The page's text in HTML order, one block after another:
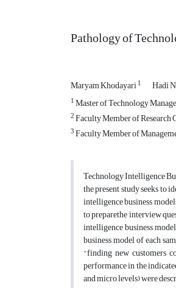
Pathology of
Maryam Khodayari1 Hadi
1Master of Technology
2Faculty Member of Research
3Faculty Member of
Technology Intelligence
the present study seeks to
intelligence business
to preparethe interview
intelligence business
business model of each
"finding new customers
performance in the
and micro levels) were